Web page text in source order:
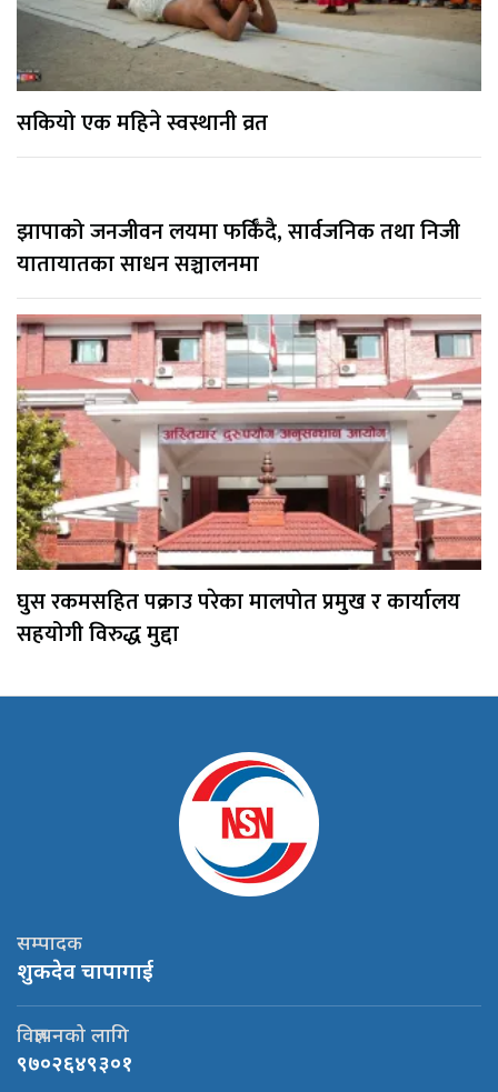
सकियो एक महिने स्वस्थानी व्रत
झापाको जनजीवन लयमा फर्किँदै, सार्वजनिक तथा निजी
यातायातका साधन सञ्चालनमा
घुस रकमसहित पक्राउ परेका मालपोत प्रमुख र कार्यालय
सहयोगी विरुद्ध मुद्दा
सम्पादक
शुकदेव चापागाई
विज्ञापनको लागि
९७०२६४९३०१